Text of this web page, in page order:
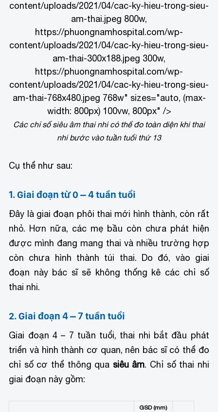
content/uploads/2021/04/cac-ky-hieu-trong-sieu-
am-thai.jpeg 800w,
https://phuongnamhospital.com/wp-
content/uploads/2021/04/cac-ky-hieu-trong-sieu-
am-thai-300x188.jpeg 300w,
https://phuongnamhospital.com/wp-
content/uploads/2021/04/cac-ky-hieu-trong-sieu-
am-thai-768x480.jpeg 768w" sizes="auto, (max-
width: 800px) 100vw, 800px" />
Các chỉ số siêu âm thai nhi có thể đo toàn diện khi thai
nhi bước vào tuần tuổi thứ 13
Cụ thể như sau:
1. Giai đoạn từ 0 – 4 tuần tuổi
Đây là giai đoạn phôi thai mới hình thành, còn rất
nhỏ. Hơn nữa, các mẹ bầu còn chưa phát hiện
được mình đang mang thai và nhiều trường hợp
còn chưa hình thành túi thai. Do đó, vào giai
đoạn này bác sĩ sẽ không thống kê các chỉ số
thai nhi.
2. Giai đoạn 4 – 7 tuần tuổi
Giai đoạn 4 – 7 tuần tuổi, thai nhi bắt đầu phát
triển và hình thành cơ quan, nên bác sĩ có thể đo
chỉ số cơ thể thông qua siêu âm. Chỉ số thai nhi
giai đoạn này gồm:
GSD (mm)